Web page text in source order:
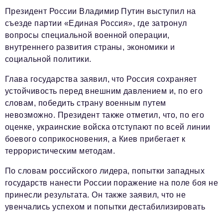
info@business-magazine.online
Отдел рекламы
reklama@business-magazine.online
Отдел распространения/редакционная подписка
podpiska@business-magazine.online
Отдел по работе с партнерами
partner@business-magazine.online
Президент России Владимир Путин выступил на
съезде партии «Единая Россия», где затронул
вопросы специальной военной операции,
внутреннего развития страны, экономики и
социальной политики.
Глава государства заявил, что Россия сохраняет
устойчивость перед внешним давлением и, по его
словам, победить страну военным путем
невозможно. Президент также отметил, что, по его
оценке, украинские войска отступают по всей линии
боевого соприкосновения, а Киев прибегает к
террористическим методам.
По словам российского лидера, попытки западных
государств нанести России поражение на поле боя не
принесли результата. Он также заявил, что не
увенчались успехом и попытки дестабилизировать